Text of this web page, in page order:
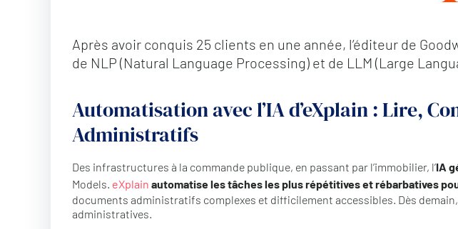
Après avoir conquis 25 clients en une année, l’éditeur de
de NLP (Natural Language Processing) et de LLM (Large
Automatisation avec l’IA d’eXplain : Lire,
Administratifs
Des infrastructures à la commande publique, en passant par l’immobilier, l’IA
Models. eXplain automatise les tâches les plus répétitives et rébarbatives
documents administratifs complexes et difficilement accessibles. Dès
administratives.